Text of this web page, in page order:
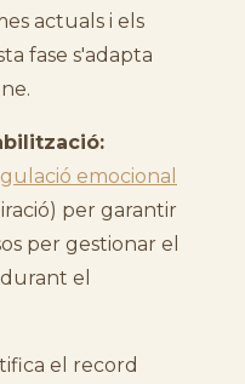
actuals i els
fase s'adapta
emocional
per garantir
per gestionar el
el
el record